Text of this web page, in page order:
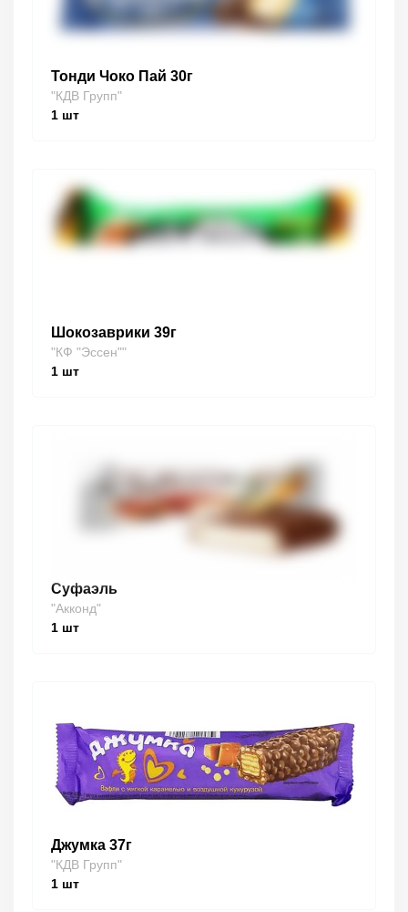
Тонди Чоко Пай 30г
"КДВ Групп"
1 шт
Шокозаврики 39г
"КФ "Эссен""
1 шт
Суфаэль
"Акконд"
1 шт
Джумка 37г
"КДВ Групп"
1 шт